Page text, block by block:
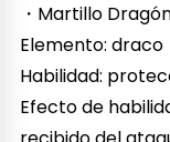
・Martillo
Elemento: draco
Habilidad:
Efecto de